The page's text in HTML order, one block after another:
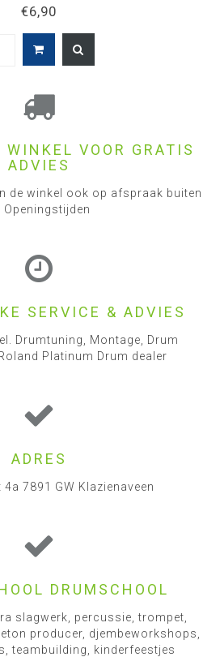
€6,90
WINKEL VOOR GRATIS
ADVIES
de winkel ook op afspraak buiten
Openingstijden
SERVICE & ADVIES
Drumtuning, Montage, Drum
Platinum Drum dealer
ADRES
7891 GW Klazienaveen
DRUMSCHOOL
slagwerk, percussie, trompet,
producer, djembeworkshops,
teambuilding, kinderfeestjes